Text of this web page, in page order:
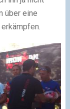
über eine